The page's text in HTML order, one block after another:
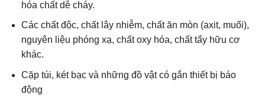
hóa chất dễ cháy.
Các chất độc, chất lây nhiễm, chất ăn mòn (axit, muối),
nguyên liệu phóng xạ, chất oxy hóa, chất tẩy hữu cơ
khác.
Cặp túi, két bạc và những đồ vật có gắn thiết bị báo
động